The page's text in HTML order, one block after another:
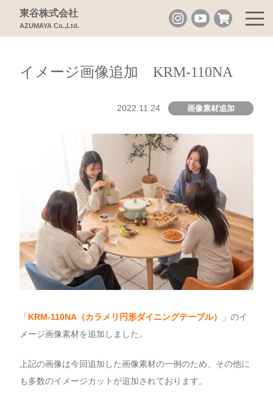
東谷株式会社
AZUMAYA Co.,Ltd.
イメージ画像追加 KRM-110NA
2022.11.24 画像素材追加
「 KRM-110NA（カラメリ円形ダイニングテーブル）
」のイ
メージ画像素材を追加しました。
上記の画像は今回追加した画像素材の一例のため、その他に
も多数のイメージカットが追加されております。